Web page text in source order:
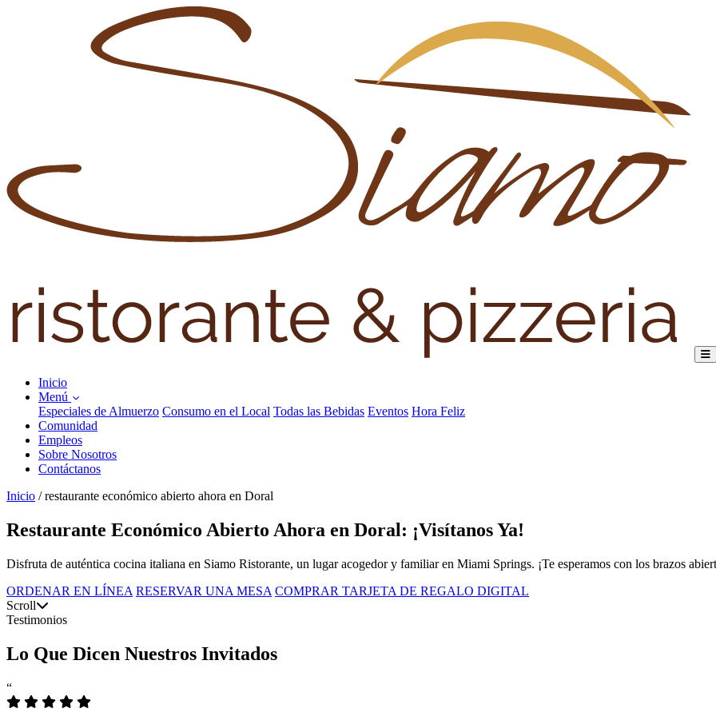
Inicio
Menú
Especiales de Almuerzo Consumo en el Local Todas las Bebidas Eventos Hora Feliz
Comunidad
Empleos
Sobre Nosotros
Contáctanos
Inicio / restaurante económico abierto ahora en Doral
Restaurante Económico Abierto Ahora en Doral: ¡Visítanos Ya!
Disfruta de auténtica cocina italiana en Siamo Ristorante, un lugar acogedor y familiar en Miami Springs. ¡Te esperamos con los brazos
ORDENAR EN LÍNEA RESERVAR UNA MESA COMPRAR TARJETA DE REGALO DIGITAL
Scroll
Testimonios
Lo Que Dicen Nuestros Invitados
“